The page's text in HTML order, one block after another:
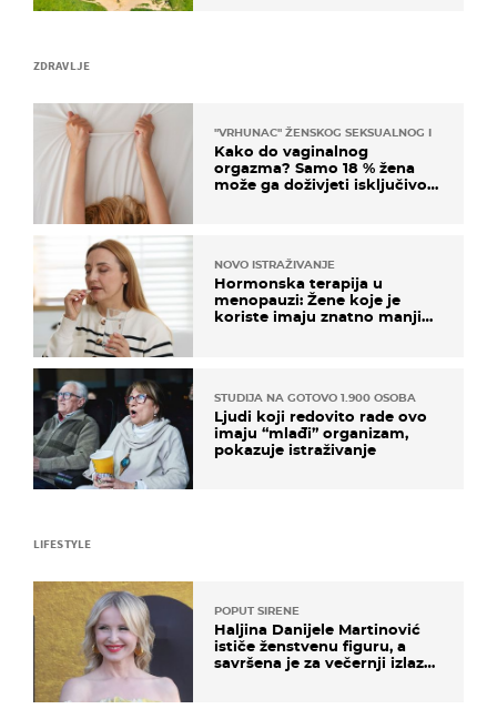
ZDRAVLJE
"VRHUNAC" ŽENSKOG SEKSUALNOG ISKUSTVA
Kako do vaginalnog
orgazma? Samo 18 % žena
može ga doživjeti isključivo
NOVO ISTRAŽIVANJE
Hormonska terapija u
menopauzi: Žene koje je
koriste imaju znatno manji
STUDIJA NA GOTOVO 1.900 OSOBA
Ljudi koji redovito rade ovo
imaju “mlađi” organizam,
pokazuje istraživanje
LIFESTYLE
POPUT SIRENE
Haljina Danijele Martinović
ističe ženstvenu figuru, a
savršena je za večernji izlazak